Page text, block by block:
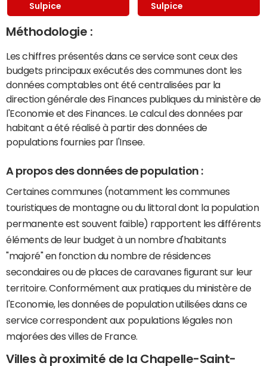
Sulpice
Sulpice
Méthodologie :
Les chiffres présentés dans ce service sont ceux des
budgets principaux exécutés des communes dont les
données comptables ont été centralisées par la
direction générale des Finances publiques du ministère de
l'Economie et des Finances. Le calcul des données par
habitant a été réalisé à partir des données de
populations fournies par l'Insee.
A propos des données de population :
Certaines communes (notamment les communes
touristiques de montagne ou du littoral dont la population
permanente est souvent faible) rapportent les différents
éléments de leur budget à un nombre d'habitants
"majoré" en fonction du nombre de résidences
secondaires ou de places de caravanes figurant sur leur
territoire. Conformément aux pratiques du ministère de
l'Economie, les données de population utilisées dans ce
service correspondent aux populations légales non
majorées des villes de France.
Villes à proximité de la Chapelle-Saint-